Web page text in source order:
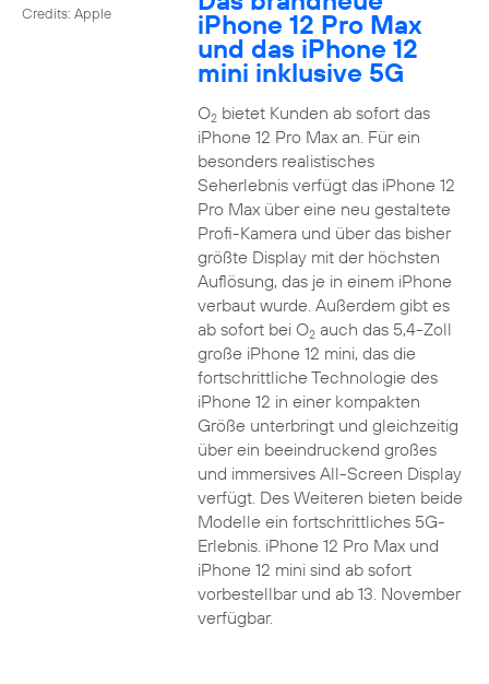
Credits: Apple iPhone 12 Pro Max
und das iPhone 12
mini inklusive 5G
O2bietet Kunden ab sofort das
iPhone 12 Pro Max an. Für ein
besonders realistisches
Seherlebnis verfügt das iPhone 12
Pro Max über eine neu gestaltete
Profi-Kamera und über das bisher
größte Display mit der höchsten
Auflösung, das je in einem iPhone
verbaut wurde. Außerdem gibt es
ab sofort bei O2auch das 5,4-Zoll
große iPhone 12 mini, das die
fortschrittliche Technologie des
iPhone 12 in einer kompakten
Größe unterbringt und gleichzeitig
über ein beeindruckend großes
und immersives All-Screen Display
verfügt. Des Weiteren bieten beide
Modelle ein fortschrittliches 5G-
Erlebnis. iPhone 12 Pro Max und
iPhone 12 mini sind ab sofort
vorbestellbar und ab 13. November
verfügbar.